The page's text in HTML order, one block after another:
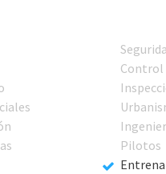
Control
Pilotos